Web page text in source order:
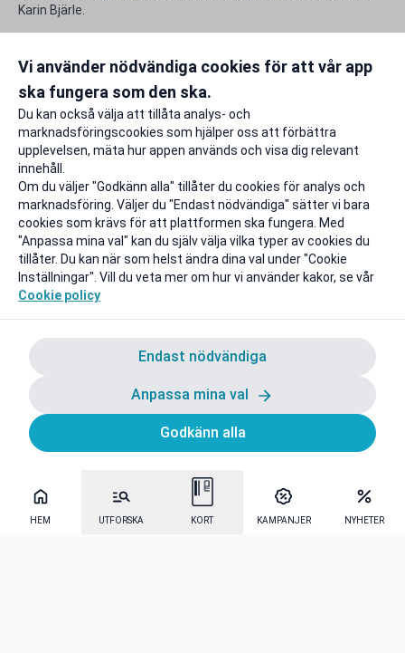
HEM UTFORSKA KORT KAMPANJER NYHETER
Karin Bjärle.
Rabattfakta
Rapportera ett problem
Vi använder nödvändiga cookies för att vår app
ska fungera som den ska.
Du kan också välja att tillåta analys- och
marknadsföringscookies som hjälper oss att förbättra
upplevelsen, mäta hur appen används och visa dig relevant
innehåll.
Om du väljer "Godkänn alla" tillåter du cookies för analys och
marknadsföring. Väljer du "Endast nödvändiga" sätter vi bara
cookies som krävs för att plattformen ska fungera. Med
"Anpassa mina val" kan du själv välja vilka typer av cookies du
tillåter. Du kan när som helst ändra dina val under "Cookie
Inställningar". Vill du veta mer om hur vi använder kakor, se vår
Cookie policy
Endast nödvändiga
Anpassa mina val
Godkänn alla